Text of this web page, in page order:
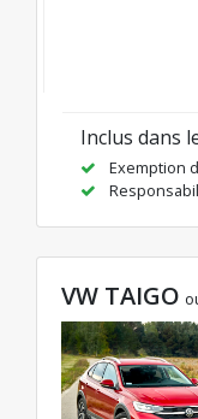
Inclus dans
Exemption
VW TAIGO